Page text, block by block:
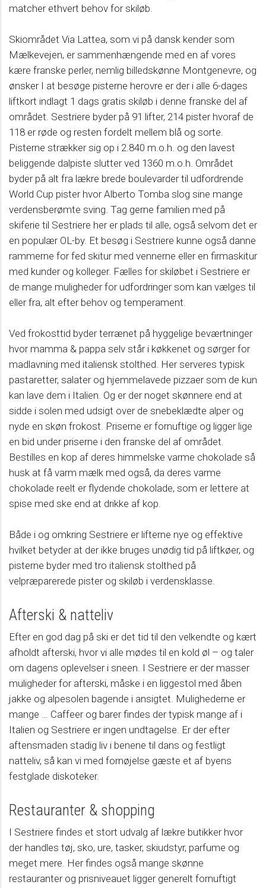
matcher ethvert behov for skiløb.
Skiområdet Via Lattea, som vi på dansk kender som
Mælkevejen, er sammenhængende med en af vores
kære franske perler, nemlig billedskønne Montgenevre, og
ønsker I at besøge pisterne herovre er der i alle 6-dages
liftkort indlagt 1 dags gratis skiløb i denne franske del af
området. Sestriere byder på 91 lifter, 214 pister hvoraf de
118 er røde og resten fordelt mellem blå og sorte.
Pisterne strækker sig op i 2.840 m.o.h. og den lavest
beliggende dalpiste slutter ved 1360 m.o.h. Området
byder på alt fra lækre brede boulevarder til udfordrende
World Cup pister hvor Alberto Tomba slog sine mange
verdensberømte sving. Tag gerne familien med på
skiferie til Sestriere her er plads til alle, også selvom det er
en populær OL-by. Et besøg i Sestriere kunne også danne
rammerne for fed skitur med vennerne eller en firmaskitur
med kunder og kolleger. Fælles for skiløbet i Sestriere er
de mange muligheder for udfordringer som kan vælges til
eller fra, alt efter behov og temperament.
Ved frokosttid byder terrænet på hyggelige beværtninger
hvor mamma & pappa selv står i køkkenet og sørger for
madlavning med italiensk stolthed. Her serveres typisk
pastaretter, salater og hjemmelavede pizzaer som de kun
kan lave dem i Italien. Og er der noget skønnere end at
sidde i solen med udsigt over de snebeklædte alper og
nyde en skøn frokost. Priserne er fornuftige og ligger lige
en bid under priserne i den franske del af området.
Bestilles en kop af deres himmelske varme chokolade så
husk at få varm mælk med også, da deres varme
chokolade reelt er flydende chokolade, som er lettere at
spise med ske end at drikke af kop.
Både i og omkring Sestriere er lifterne nye og effektive
hvilket betyder at der ikke bruges unødig tid på liftkøer, og
pisterne byder med tro italiensk stolthed på
velpræparerede pister og skiløb i verdensklasse.
Afterski & natteliv
Efter en god dag på ski er det tid til den velkendte og kært
afholdt afterski, hvor vi alle mødes til en kold øl – og taler
om dagens oplevelser i sneen. I Sestriere er der masser
muligheder for afterski, måske i en liggestol med åben
jakke og alpesolen bagende i ansigtet. Mulighederne er
mange … Caffeer og barer findes der typisk mange af i
Italien og Sestriere er ingen undtagelse. Er der efter
aftensmaden stadig liv i benene til dans og festligt
natteliv, så kan vi med fornøjelse gæste et af byens
festglade diskoteker.
Restauranter & shopping
I Sestriere findes et stort udvalg af lækre butikker hvor
der handles tøj, sko, ure, tasker, skiudstyr, parfume og
meget mere. Her findes også mange skønne
restauranter og prisniveauet ligger generelt fornuftigt